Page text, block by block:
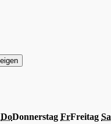
DoDonnerstag FrFreitag Sa